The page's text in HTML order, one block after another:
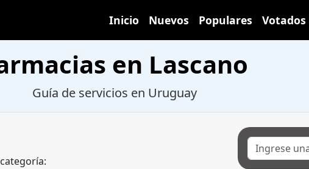
Inicio Nuevos Populares Votados
en Lascano
Guía de servicios en Uruguay